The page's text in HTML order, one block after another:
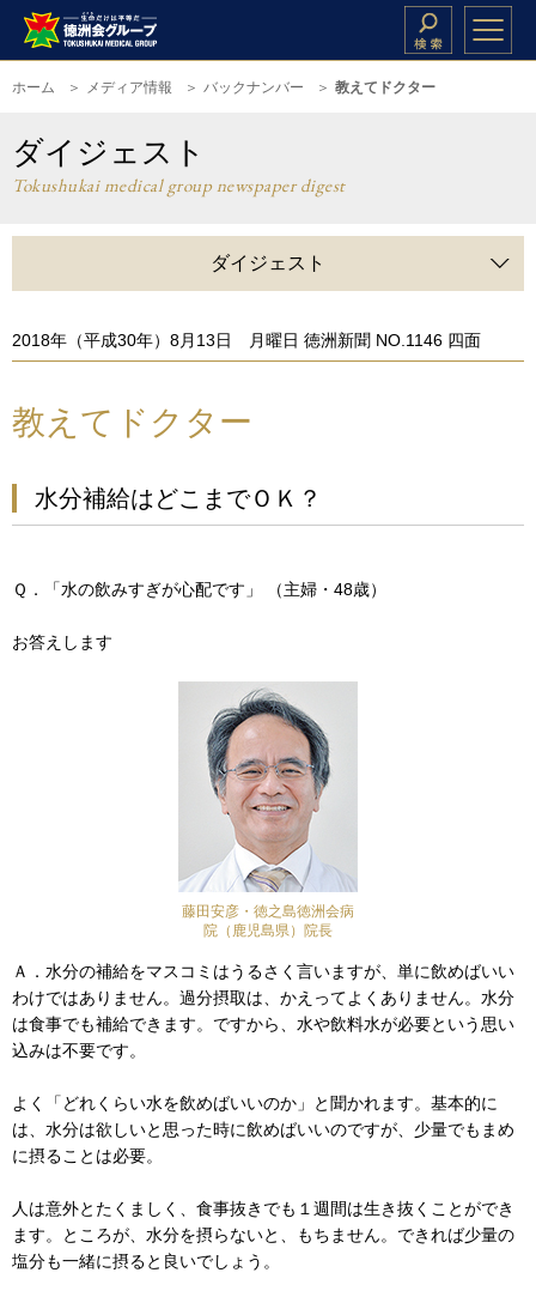
ホーム メディア情報 バックナンバー 教えてドクター
ダイジェスト
Tokushukai medical group newspaper digest
ダイジェスト
2018年（平成30年）8月13日 月曜日 徳洲新聞 NO.1146 四面
教えてドクター
水分補給はどこまでＯＫ？
Ｑ．「水の飲みすぎが心配です」 （主婦・48歳）
お答えします
藤田安彦・徳之島徳洲会病
院（鹿児島県）院長
Ａ．水分の補給をマスコミはうるさく言いますが、単に飲めばいい
わけではありません。過分摂取は、かえってよくありません。水分
は食事でも補給できます。ですから、水や飲料水が必要という思い
込みは不要です。
よく「どれくらい水を飲めばいいのか」と聞かれます。基本的に
は、水分は欲しいと思った時に飲めばいいのですが、少量でもまめ
に摂ることは必要。
人は意外とたくましく、食事抜きでも１週間は生き抜くことができ
ます。ところが、水分を摂らないと、もちません。できれば少量の
塩分も一緒に摂ると良いでしょう。